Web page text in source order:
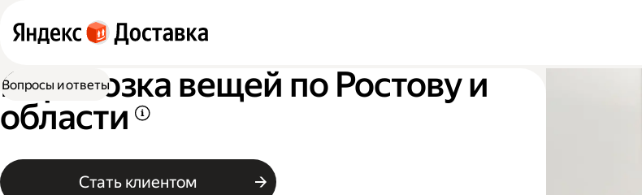
Перевозка вещей по Ростову и
области
Стать клиентом
Вопросы и ответы